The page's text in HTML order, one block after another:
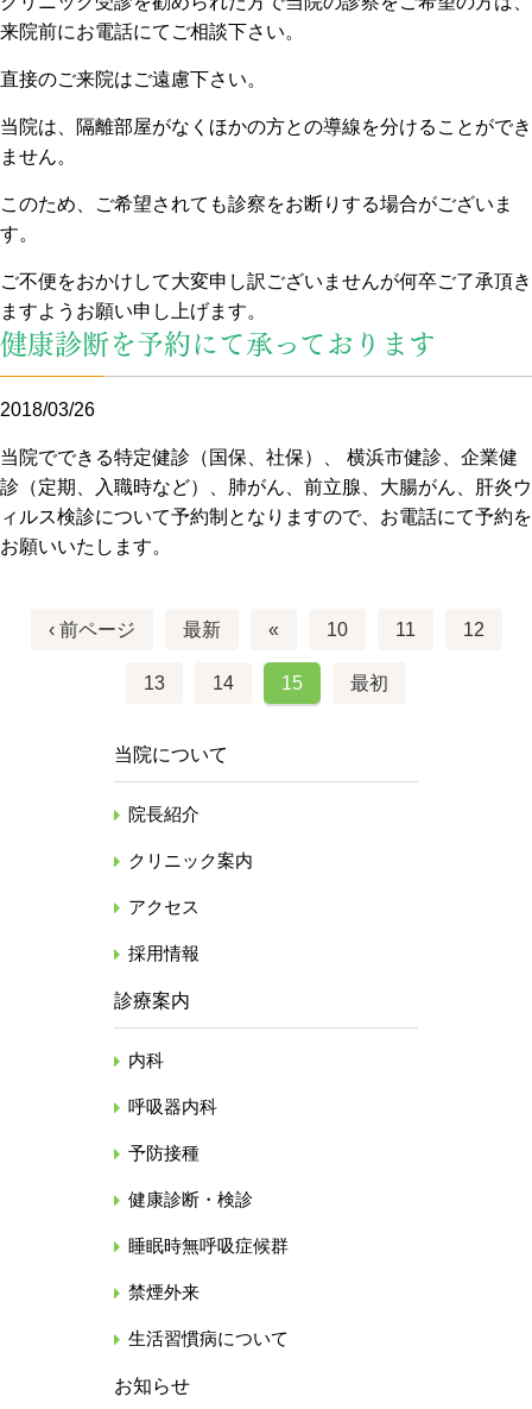
来院前にお電話にてご相談下さい。
直接のご来院はご遠慮下さい。
当院は、隔離部屋がなくほかの方との導線を分けることができ
ません。
このため、ご希望されても診察をお断りする場合がございま
す。
ご不便をおかけして大変申し訳ございませんが何卒ご了承頂き
ますようお願い申し上げます。
健康診断を予約にて承っております
2018/03/26
当院でできる特定健診（国保、社保）、 横浜市健診、企業健
診（定期、入職時など）、肺がん、前立腺、大腸がん、肝炎ウ
ィルス検診について予約制となりますので、お電話にて予約を
お願いいたします。
‹ 前ページ 最新 « 10 11 12
13 14 15 最初
当院について
院長紹介
クリニック案内
アクセス
採用情報
診療案内
内科
呼吸器内科
予防接種
健康診断・検診
睡眠時無呼吸症候群
禁煙外来
生活習慣病について
お知らせ